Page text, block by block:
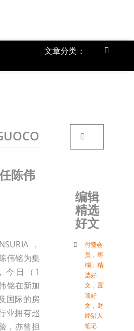
文章分类：
Toggle
陈伟
，
伟铭为集
今日（1
铭在新加
国际的房
业拥有超
，亦曾担
编辑
精选
好文
付费会
员 ， 專
欄 ， 精
选好
文 ， 置
顶好
文 ， 财
经猎人
笔记